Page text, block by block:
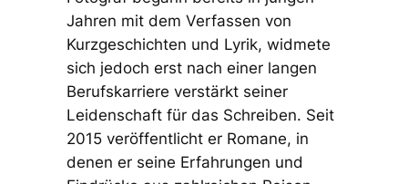
Jahren mit dem Verfassen von
Kurzgeschichten und Lyrik, widmete
sich jedoch erst nach einer langen
Berufskarriere verstärkt seiner
Leidenschaft für das Schreiben. Seit
2015 veröffentlicht er Romane, in
denen er seine Erfahrungen und